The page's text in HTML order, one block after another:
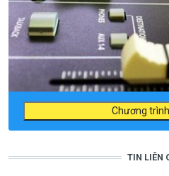
Chương
TIN LIÊN